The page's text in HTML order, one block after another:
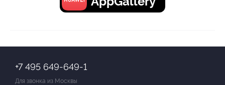
+7 495 649-649-1
Для звонка из Москвы